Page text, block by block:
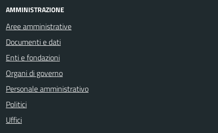
AMMINISTRAZIONE
Aree amministrative
Documenti e dati
Enti e fondazioni
Organi di governo
Personale amministrativo
Politici
Uffici